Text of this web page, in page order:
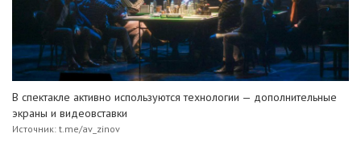
В спектакле активно используются технологии — дополнительные
экраны и видеовставки
Источник: t.me/av_zinov